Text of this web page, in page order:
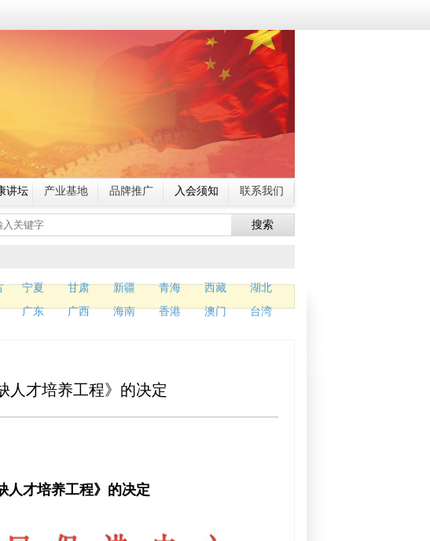
讲坛 产业基地 品牌推广 入会须知 联系我们
搜索
宁夏 甘肃 新疆 青海 西藏
湖北
广东 广西 海南 香港 澳门
台湾
人才培养工程》的决定
人才培养工程》的决定